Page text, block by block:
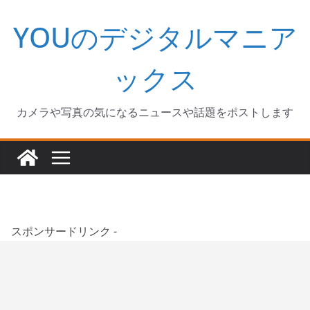
キ
YOUのデジタルマニア
ックス
カメラや写真の気になるニュースや話題をポストします
スポンサードリンク -